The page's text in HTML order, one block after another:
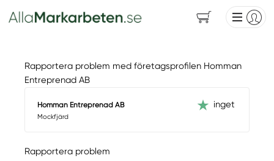
Rapportera problem med företagsprofilen Homman
Entreprenad AB
Homman Entreprenad AB
Mockfjärd
inget
Rapportera problem